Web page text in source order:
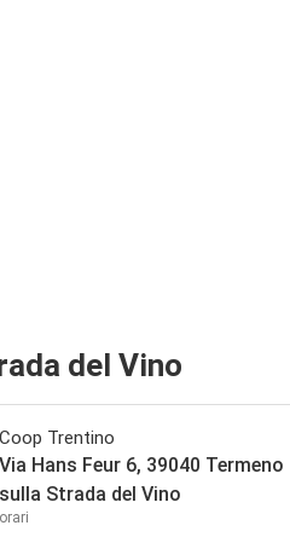
del Vino
Coop Trentino
Via Hans Feur 6, 39040 Termeno
sulla Strada del Vino
orari